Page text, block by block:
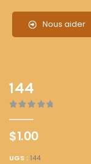
Nous aider
144
$1.00
UGS : 144